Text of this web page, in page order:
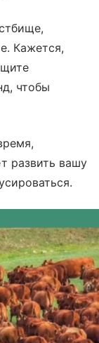
Кажется,
чтобы
развить вашу